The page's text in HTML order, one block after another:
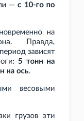
—с 10-го по
на
Правда,
зависят
5 тонн на
на ось.
весовыми
грузов эти